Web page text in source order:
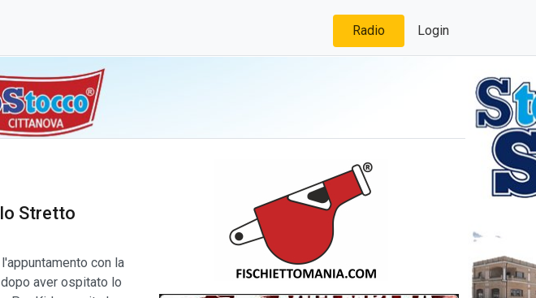
Radio Login
Stretto
con la
aver ospitato lo